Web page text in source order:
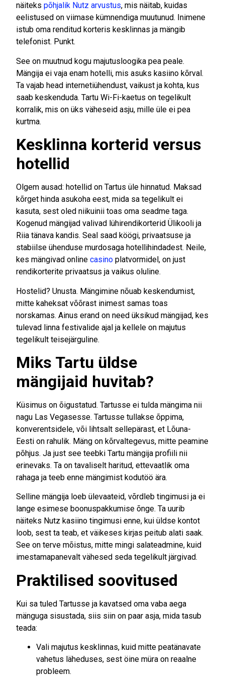
näitekspõhjalik Nutz arvustus, mis näitab, kuidas
eelistused on viimase kümnendiga muutunud. Inimene
istub oma renditud korteris kesklinnas ja mängib
telefonist. Punkt.
See on muutnud kogu majutusloogika pea peale.
Mängija ei vaja enam hotelli, mis asuks kasiino kõrval.
Ta vajab head internetiühendust, vaikust ja kohta, kus
saab keskenduda. Tartu Wi-Fi-kaetus on tegelikult
korralik, mis on üks väheseid asju, mille üle ei pea
kurtma.
Kesklinna korterid versus
hotellid
Olgem ausad: hotellid on Tartus üle hinnatud. Maksad
kõrget hinda asukoha eest, mida sa tegelikult ei
kasuta, sest oled niikuinii toas oma seadme taga.
Kogenud mängijad valivad lühirendikorterid Ülikooli ja
Riia tänava kandis. Seal saad köögi, privaatsuse ja
stabiilse ühenduse murdosaga hotellihindadest. Neile,
kes mängivad onlinecasino platvormidel, on just
rendikorterite privaatsus ja vaikus oluline.
Hostelid? Unusta. Mängimine nõuab keskendumist,
mitte kaheksat võõrast inimest samas toas
norskamas. Ainus erand on need üksikud mängijad, kes
tulevad linna festivalide ajal ja kellele on majutus
tegelikult teisejärguline.
Miks Tartu üldse
mängijaid huvitab?
Küsimus on õigustatud. Tartusse ei tulda mängima nii
nagu Las Vegasesse. Tartusse tullakse õppima,
konverentsidele, või lihtsalt sellepärast, et Lõuna-
Eesti on rahulik. Mäng on kõrvaltegevus, mitte peamine
põhjus. Ja just see teebki Tartu mängija profiili nii
erinevaks. Ta on tavaliselt haritud, ettevaatlik oma
rahaga ja teeb enne mängimist kodutöö ära.
Selline mängija loeb ülevaateid, võrdleb tingimusi ja ei
lange esimese boonuspakkumise õnge. Ta uurib
näiteks Nutz kasiino tingimusi enne, kui üldse kontot
loob, sest ta teab, et väikeses kirjas peitub alati saak.
See on terve mõistus, mitte mingi salateadmine, kuid
imestamapanevalt vähesed seda tegelikult järgivad.
Praktilised soovitused
Kui sa tuled Tartusse ja kavatsed oma vaba aega
mänguga sisustada, siis siin on paar asja, mida tasub
teada:
Vali majutus kesklinnas, kuid mitte peatänavate
vahetus läheduses, sest öine müra on reaalne
probleem.